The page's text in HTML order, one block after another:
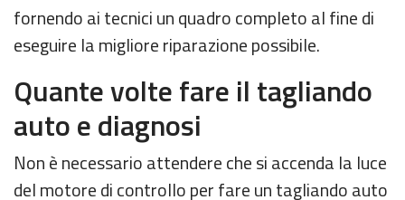
fornendo ai tecnici un quadro completo al fine di
eseguire la migliore riparazione possibile.
Quante volte fare il tagliando
auto e diagnosi
Non è necessario attendere che si accenda la luce
del motore di controllo per fare un tagliando auto